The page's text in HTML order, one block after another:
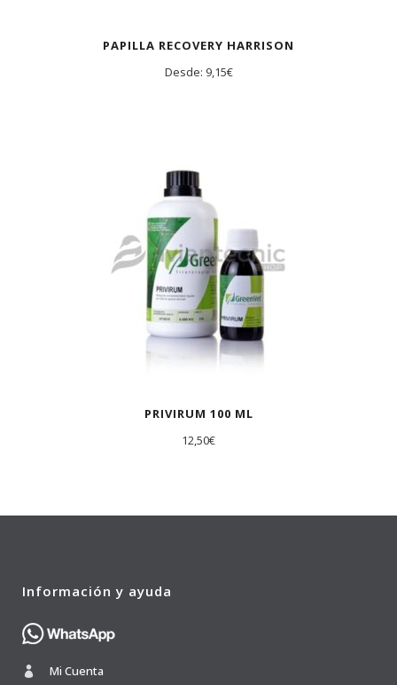
PAPILLA RECOVERY HARRISON
Desde: 9,15€
PRIVIRUM 100 ML
12,50€
Información y ayuda
Mi Cuenta